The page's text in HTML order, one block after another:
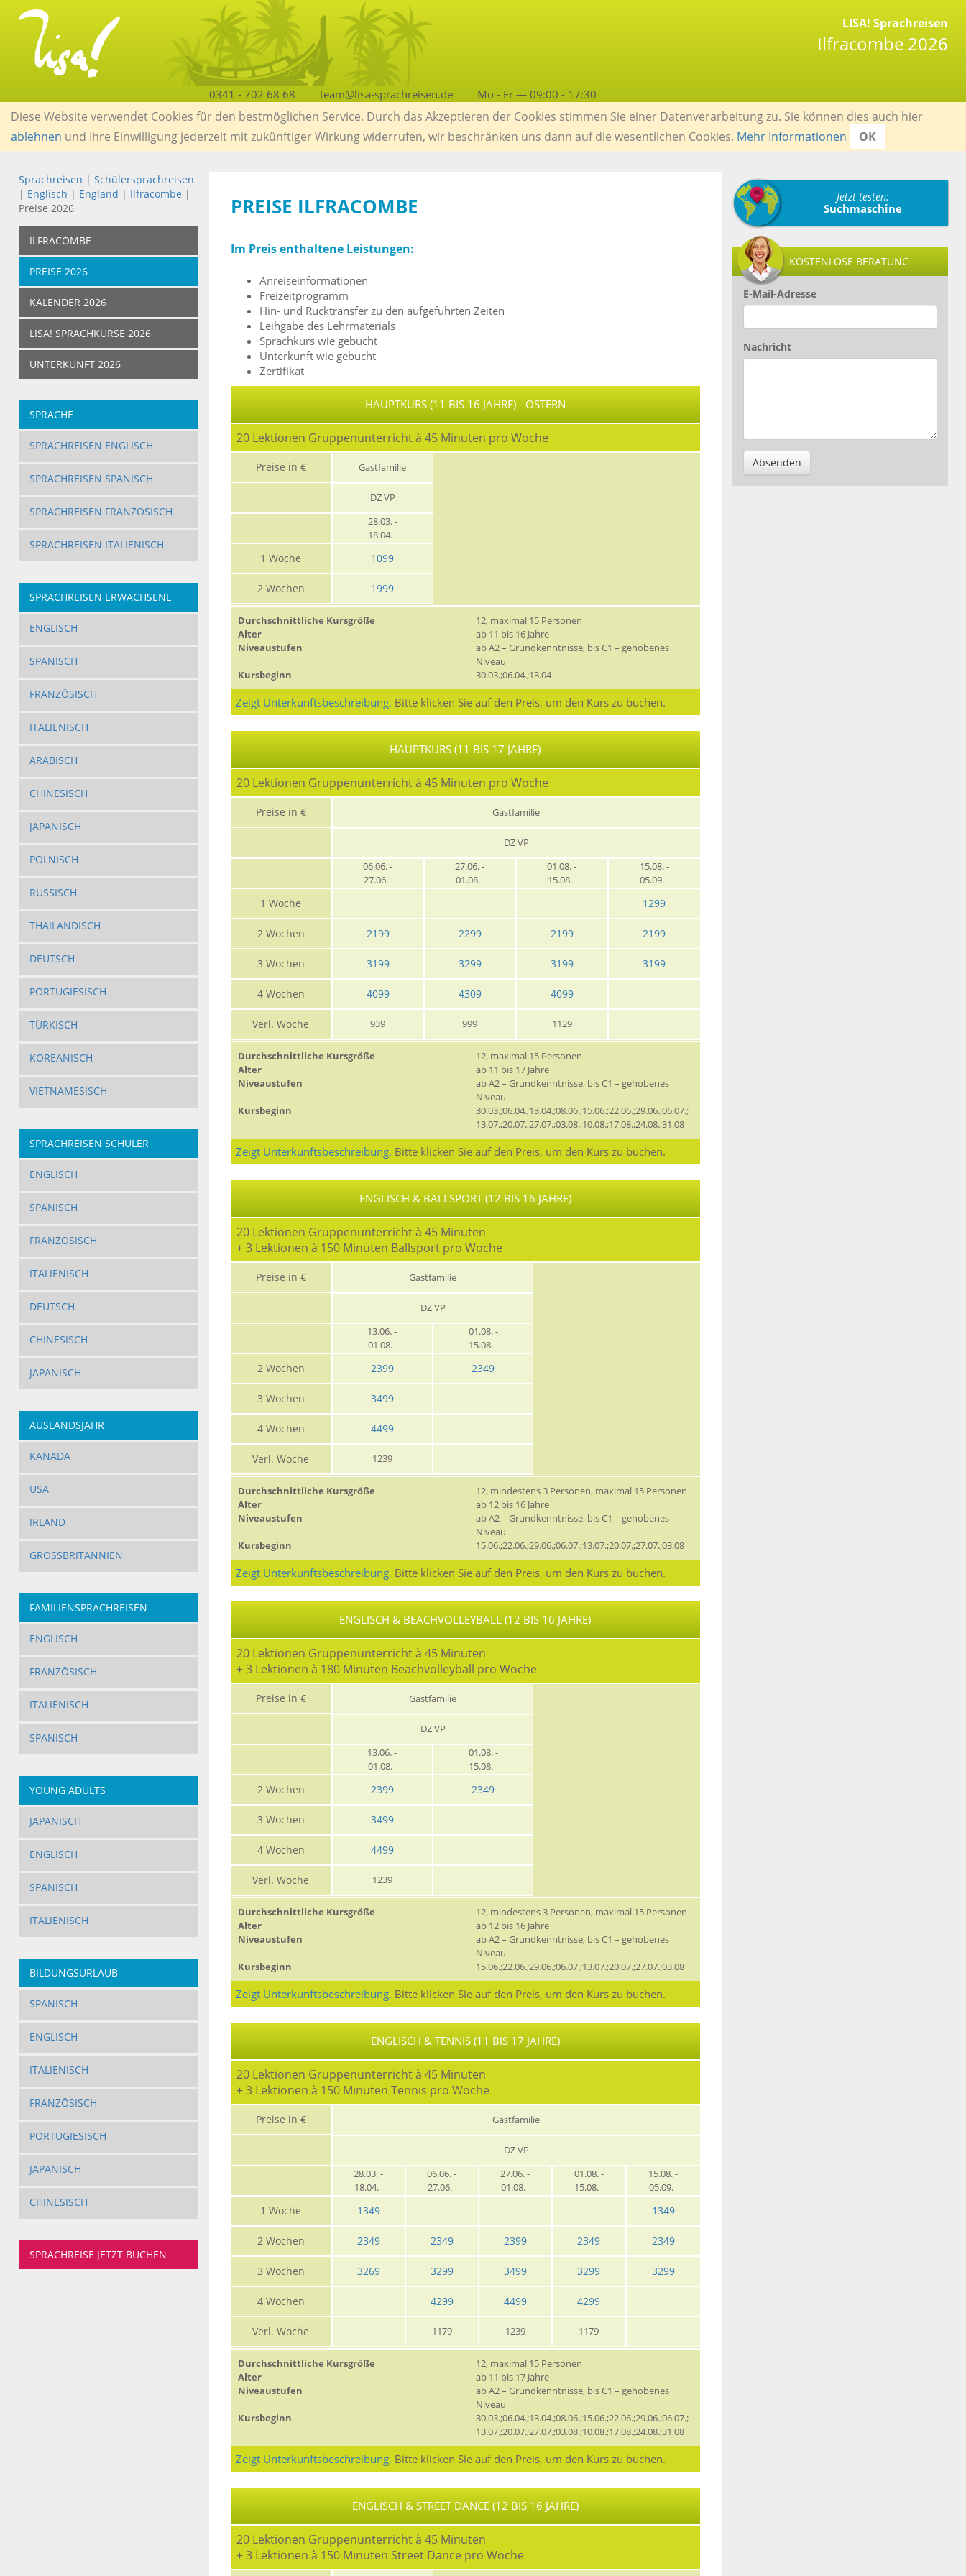
LISA! Sprachreisen
Ilfracombe 2026
0341 - 702 68 68 team@lisa-sprachreisen.de Mo - Fr — 09:00 - 17:30
Diese Website verwendet Cookies für den bestmöglichen Service. Durch das Akzeptieren der Cookies stimmen Sie einer Datenverarbeitung zu. Sie können dies auch hier
ablehnen und Ihre Einwilligung jederzeit mit zukünftiger Wirkung widerrufen, wir beschränken uns dann auf die wesentlichen Cookies. Mehr Informationen OK
Sprachreisen | Schülersprachreisen
| Englisch | England | Ilfracombe |
Preise 2026
ILFRACOMBE
PREISE 2026
KALENDER 2026
LISA! SPRACHKURSE 2026
UNTERKUNFT 2026
SPRACHE
SPRACHREISEN ENGLISCH
SPRACHREISEN SPANISCH
SPRACHREISEN FRANZÖSISCH
SPRACHREISEN ITALIENISCH
SPRACHREISEN ERWACHSENE
ENGLISCH
SPANISCH
FRANZÖSISCH
ITALIENISCH
ARABISCH
CHINESISCH
JAPANISCH
POLNISCH
RUSSISCH
THAILÄNDISCH
DEUTSCH
PORTUGIESISCH
TÜRKISCH
KOREANISCH
VIETNAMESISCH
SPRACHREISEN SCHÜLER
ENGLISCH
SPANISCH
FRANZÖSISCH
ITALIENISCH
DEUTSCH
CHINESISCH
JAPANISCH
AUSLANDSJAHR
KANADA
USA
IRLAND
GROSSBRITANNIEN
FAMILIENSPRACHREISEN
ENGLISCH
FRANZÖSISCH
ITALIENISCH
SPANISCH
YOUNG ADULTS
JAPANISCH
ENGLISCH
SPANISCH
ITALIENISCH
BILDUNGSURLAUB
SPANISCH
ENGLISCH
ITALIENISCH
FRANZÖSISCH
PORTUGIESISCH
JAPANISCH
CHINESISCH
SPRACHREISE JETZT BUCHEN
PREISE ILFRACOMBE
Im Preis enthaltene Leistungen:
Anreiseinformationen
Freizeitprogramm
Hin- und Rücktransfer zu den aufgeführten Zeiten
Leihgabe des Lehrmaterials
Sprachkurs wie gebucht
Unterkunft wie gebucht
Zertifikat
HAUPTKURS (11 BIS 16 JAHRE) - OSTERN
20 Lektionen Gruppenunterricht à 45 Minuten pro Woche
Preise in € Gastfamilie
DZ VP
28.03. -
18.04.
1 Woche 1099
2 Wochen 1999
Durchschnittliche Kursgröße
12, maximal 15 Personen
Alter
ab 11 bis 16 Jahre
Niveaustufen
ab A2 – Grundkenntnisse, bis C1 – gehobenes
Niveau
Kursbeginn
30.03.;06.04.;13.04
Zeigt Unterkunftsbeschreibung. Bitte klicken Sie auf den Preis, um den Kurs zu buchen.
HAUPTKURS (11 BIS 17 JAHRE)
20 Lektionen Gruppenunterricht à 45 Minuten pro Woche
Preise in € Gastfamilie
DZ VP
06.06. -
27.06.
27.06. -
01.08.
01.08. -
15.08.
15.08. -
05.09.
1 Woche 1299
2 Wochen 2199 2299 2199 2199
3 Wochen 3199 3299 3199 3199
4 Wochen 4099 4309 4099
Verl. Woche 939 999 1129
Durchschnittliche Kursgröße
12, maximal 15 Personen
Alter
ab 11 bis 17 Jahre
Niveaustufen
ab A2 – Grundkenntnisse, bis C1 – gehobenes
Niveau
Kursbeginn
30.03.;06.04.;13.04.;08.06.;15.06.;22.06.;29.06.;06.07.;
13.07.;20.07.;27.07.;03.08.;10.08.;17.08.;24.08.;31.08
Zeigt Unterkunftsbeschreibung. Bitte klicken Sie auf den Preis, um den Kurs zu buchen.
ENGLISCH & BALLSPORT (12 BIS 16 JAHRE)
20 Lektionen Gruppenunterricht à 45 Minuten
+ 3 Lektionen à 150 Minuten Ballsport pro Woche
Preise in € Gastfamilie
DZ VP
13.06. -
01.08.
01.08. -
15.08.
2 Wochen 2399 2349
3 Wochen 3499
4 Wochen 4499
Verl. Woche 1239
Durchschnittliche Kursgröße
12, mindestens 3 Personen, maximal 15 Personen
Alter
ab 12 bis 16 Jahre
Niveaustufen
ab A2 – Grundkenntnisse, bis C1 – gehobenes
Niveau
Kursbeginn
15.06.;22.06.;29.06.;06.07.;13.07.;20.07.;27.07.;03.08
Zeigt Unterkunftsbeschreibung. Bitte klicken Sie auf den Preis, um den Kurs zu buchen.
ENGLISCH & BEACHVOLLEYBALL (12 BIS 16 JAHRE)
20 Lektionen Gruppenunterricht à 45 Minuten
+ 3 Lektionen à 180 Minuten Beachvolleyball pro Woche
Preise in € Gastfamilie
DZ VP
13.06. -
01.08.
01.08. -
15.08.
2 Wochen 2399 2349
3 Wochen 3499
4 Wochen 4499
Verl. Woche 1239
Durchschnittliche Kursgröße
12, mindestens 3 Personen, maximal 15 Personen
Alter
ab 12 bis 16 Jahre
Niveaustufen
ab A2 – Grundkenntnisse, bis C1 – gehobenes
Niveau
Kursbeginn
15.06.;22.06.;29.06.;06.07.;13.07.;20.07.;27.07.;03.08
Zeigt Unterkunftsbeschreibung. Bitte klicken Sie auf den Preis, um den Kurs zu buchen.
ENGLISCH & TENNIS (11 BIS 17 JAHRE)
20 Lektionen Gruppenunterricht à 45 Minuten
+ 3 Lektionen à 150 Minuten Tennis pro Woche
Preise in € Gastfamilie
DZ VP
28.03. -
18.04.
06.06. -
27.06.
27.06. -
01.08.
01.08. -
15.08.
15.08. -
05.09.
1 Woche 1349 1349
2 Wochen 2349 2349 2399 2349 2349
3 Wochen 3269 3299 3499 3299 3299
4 Wochen 4299 4499 4299
Verl. Woche 1179 1239 1179
Durchschnittliche Kursgröße
12, maximal 15 Personen
Alter
ab 11 bis 17 Jahre
Niveaustufen
ab A2 – Grundkenntnisse, bis C1 – gehobenes
Niveau
Kursbeginn
30.03.;06.04.;13.04.;08.06.;15.06.;22.06.;29.06.;06.07.;
13.07.;20.07.;27.07.;03.08.;10.08.;17.08.;24.08.;31.08
Zeigt Unterkunftsbeschreibung. Bitte klicken Sie auf den Preis, um den Kurs zu buchen.
ENGLISCH & STREET DANCE (12 BIS 16 JAHRE)
20 Lektionen Gruppenunterricht à 45 Minuten
+ 3 Lektionen à 150 Minuten Street Dance pro Woche
Jetzt testen:
Suchmaschine
KOSTENLOSE BERATUNG
E-Mail-Adresse
Nachricht
Absenden